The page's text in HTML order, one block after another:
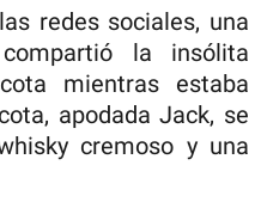
redes sociales, una
la insólita
mientras estaba
apodada Jack, se
cremoso y una